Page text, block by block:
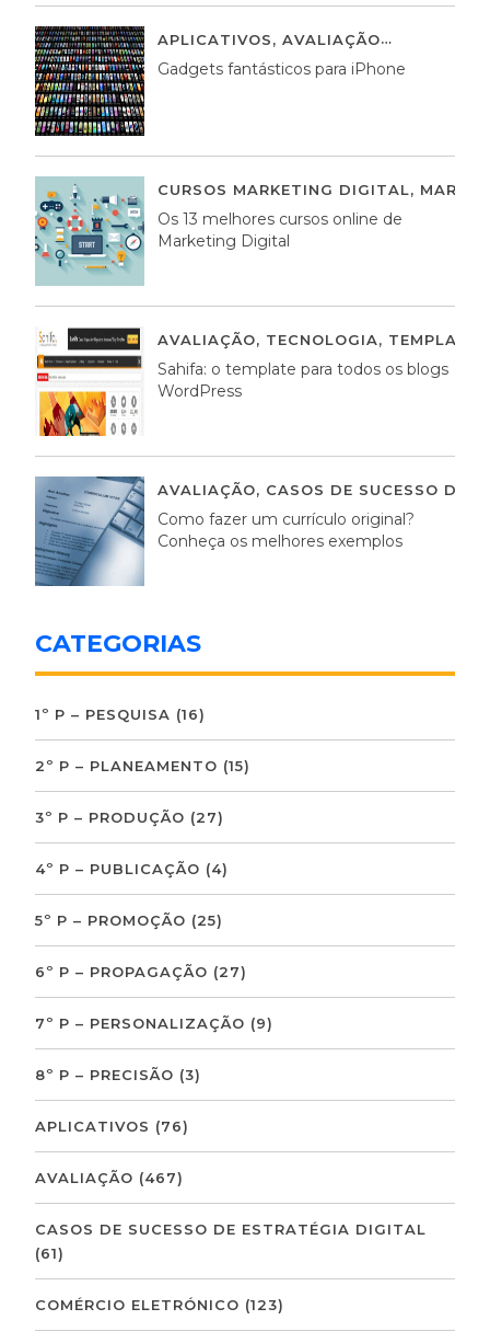
APLICATIVOS, AVALIAÇÃO
Gadgets fantásticos para iPhone
CURSOS MARKETING DIGITAL,
Os 13 melhores cursos online de
Marketing Digital
AVALIAÇÃO, TECNOLOGIA,
Sahifa: o template para todos os blogs
WordPress
AVALIAÇÃO, CASOS DE SUCESSO DE
Como fazer um currículo original?
Conheça os melhores exemplos
CATEGORIAS
1º P – PESQUISA (16)
2º P – PLANEAMENTO (15)
3º P – PRODUÇÃO (27)
4º P – PUBLICAÇÃO (4)
5º P – PROMOÇÃO (25)
6º P – PROPAGAÇÃO (27)
7º P – PERSONALIZAÇÃO (9)
8º P – PRECISÃO (3)
APLICATIVOS (76)
AVALIAÇÃO (467)
CASOS DE SUCESSO DE ESTRATÉGIA DIGITAL
(61)
COMÉRCIO ELETRÓNICO (123)